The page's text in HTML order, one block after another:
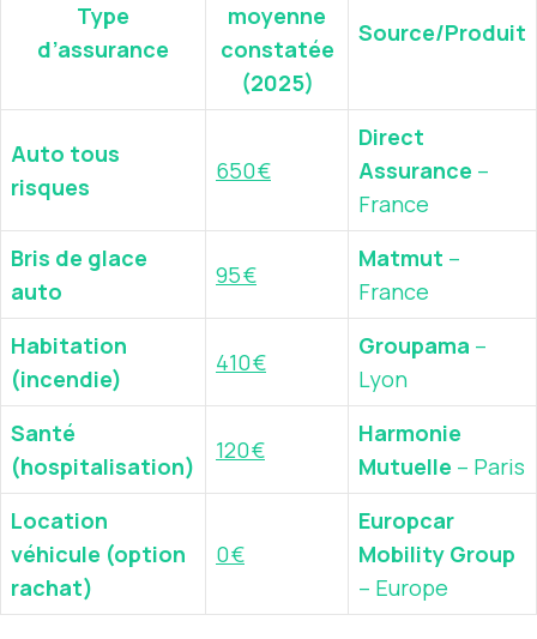
Type
d’assurance
moyenne
constatée
(2025)
Source/Produit
Auto tous
risques
650 €
Direct
Assurance –
France
Bris de glace
auto
95 €
Matmut –
France
Habitation
(incendie)
410 €
Groupama –
Lyon
Santé
(hospitalisation)
120 €
Harmonie
Mutuelle – Paris
Location
véhicule (option
rachat)
0 €
Europcar
Mobility Group
– Europe